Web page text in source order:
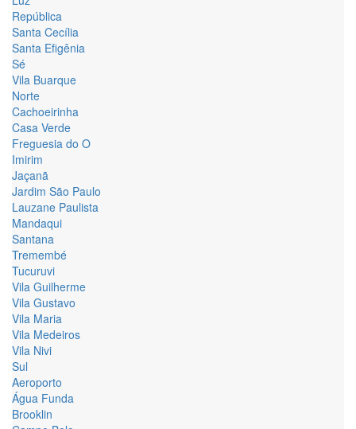
República
Santa Cecília
Santa Efigênia
Sé
Vila Buarque
Norte
Cachoeirinha
Casa Verde
Freguesia do O
Imirim
Jaçanã
Jardim São Paulo
Lauzane Paulista
Mandaqui
Santana
Tremembé
Tucuruvi
Vila Guilherme
Vila Gustavo
Vila Maria
Vila Medeiros
Vila Nivi
Sul
Aeroporto
Água Funda
Brooklin